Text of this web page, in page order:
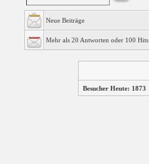
Neue Beiträge
Mehr als 20 Antworten oder 100 Hits
Besucher Heute: 1873